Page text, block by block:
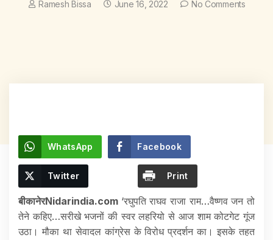
Ramesh Bissa June 16, 2022 No Comments
WhatsApp Facebook
Twitter Print
बीकानेरNidarindia.com ‘रघुपति राघव राजा राम…वैष्णव जन तो
तेने कहिए…सरीखे भजनों की स्वर लहरियो से आज शाम कोटगेट गूंज
उठा। मौका था सेवादल कांग्रेस के विरोध प्रदर्शन का। इसके तहत